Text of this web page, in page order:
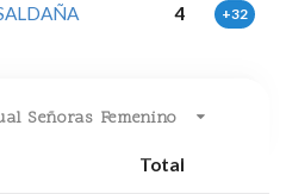
4 +32
Señoras Femenino
Total